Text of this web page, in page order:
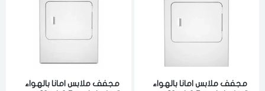
مجفف ملابس امانا بالهواء
مجفف ملابس امانا بالهواء